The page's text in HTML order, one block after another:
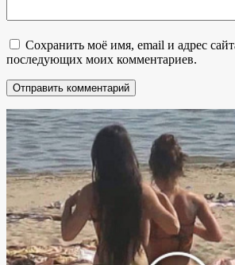
Сохранить моё имя, email и адрес
последующих моих комментариев.